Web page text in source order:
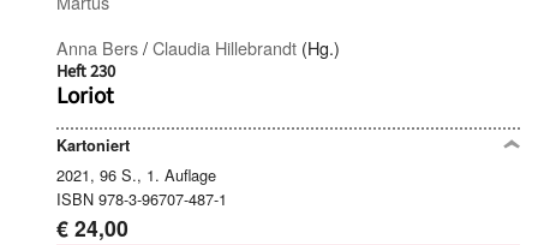
Anna Bers/Claudia Hillebrandt (Hg.)
Heft 230
Loriot
Kartoniert
2021, 96 S., 1. Auflage
ISBN 978-3-96707-487-1
€ 24,00